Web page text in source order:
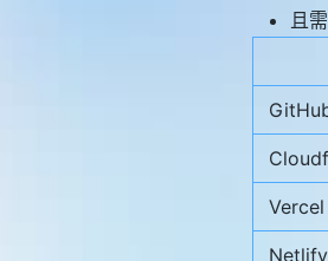
且
Vercel
Netlify